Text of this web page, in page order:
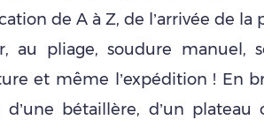
de A à Z, de l’arrivée de la
au pliage, soudure manuel,
et même l’expédition ! En
bétaillère, d’un plateau